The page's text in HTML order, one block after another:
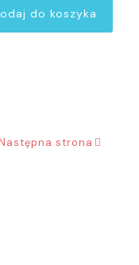
do koszyka
strona